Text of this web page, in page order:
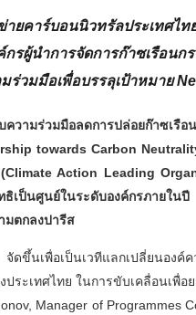
ายคาร์บอนนิวทรัลประเทศไท
กรผู้นำการจัดการก๊าซเรือนก
ร่วมมือเพื่อบรรลุเป้าหมาย
วามร่วมมือลดการปล่อยก๊าซเรื
towards Carbon
Action Leading
กสุทธิเป็นศูนย์ในระดับองค์กร
มตกลงปารีส
นเพื่อเป็นเวทีแลกเปลี่ยนองค์ค
ะเทศไทย ในการขับเคลื่อนเพื่อ
Manager of Programmes